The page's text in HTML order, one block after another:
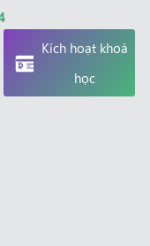
Kích hoạt khoá
học